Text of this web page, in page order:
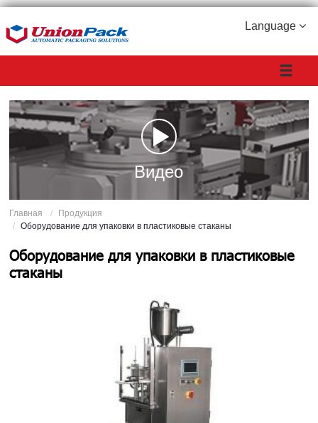
Language
Видео
Главная
Продукция
Оборудование для упаковки в пластиковые стаканы
Оборудование для упаковки в пластиковые
стаканы